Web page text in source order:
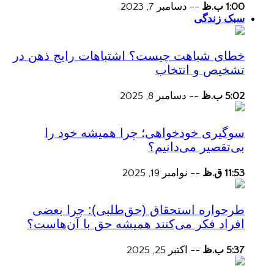
1:00 ب.ظ -- دسامبر 7, 2023
سبک زندگی
خطای شباهت چیست؟ اشتباهات رایج ذهن در
تشخیص و انتخاب
5:02 ب.ظ -- دسامبر 8, 2025
سوگیری خودخواهی؛ چرا همیشه خود را
بی‌تقصیر می‌دانیم؟
11:53 ق.ظ -- نوامبر 19, 2025
طرحواره استحقاق (حق‌طلبی): چرا بعضی
افراد فکر می‌کنند همیشه حق با آن‌هاست؟
5:37 ب.ظ -- اکتبر 25, 2025